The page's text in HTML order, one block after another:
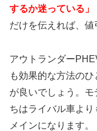
するか迷っている」
だけを伝えれば、
アウトランダー
も効果的な方法のひ
が良いでしょう。
ちはライバル車よ
メインになります。